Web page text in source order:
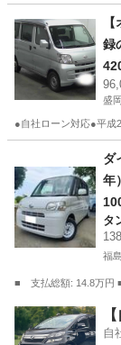
録
盛
●自社ローン対応●平
ダ
年
ア
ー
ア
タ
福
■ 支払総額: 14.8万
福島 安達郡
自